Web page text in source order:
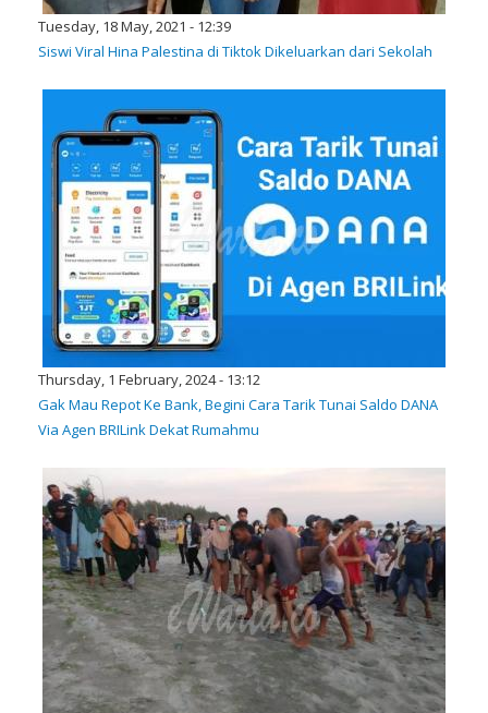
Tuesday, 18 May, 2021 - 12:39
Siswi Viral Hina Palestina di Tiktok Dikeluarkan dari Sekolah
Thursday, 1 February, 2024 - 13:12
Gak Mau Repot Ke Bank, Begini Cara Tarik Tunai Saldo DANA
Via Agen BRILink Dekat Rumahmu